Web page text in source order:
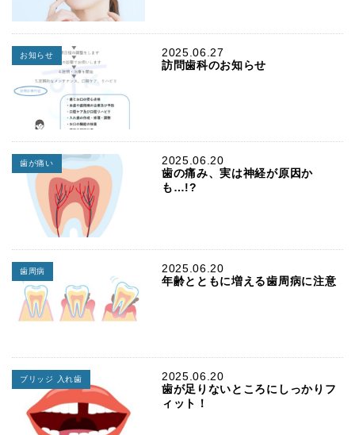
2025.06.27
お知らせ
訪問歯科のお知らせ
2025.06.20
歯が痛い
歯の痛み、実は神経が原因か
も…!?
2025.06.20
歯周病
年齢とともに増える歯周病に注意
2025.06.20
ブリッジ 入れ歯
歯が足りないところにしっかりフ
ィット！